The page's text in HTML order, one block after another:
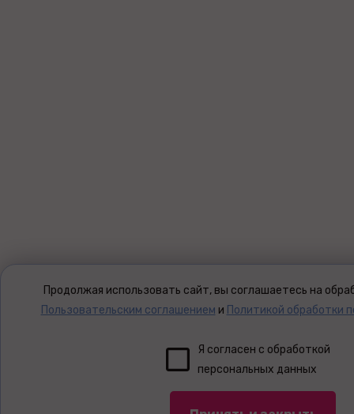
Продолжая использовать сайт, вы соглашаетесь на
Пользовательским соглашением и Политикой обработки
Я согласен с обработкой
персональных данных